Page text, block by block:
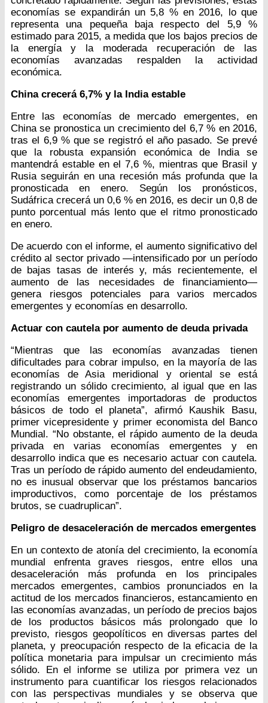
economías se expandirán un 5,8 % en 2016, lo que
representa una pequeña baja respecto del 5,9 %
estimado para 2015, a medida que los bajos precios de
la energía y la moderada recuperación de las
economías avanzadas respalden la actividad
económica.
China crecerá 6,7% y la India estable
Entre las economías de mercado emergentes, en
China se pronostica un crecimiento del 6,7 % en 2016,
tras el 6,9 % que se registró el año pasado. Se prevé
que la robusta expansión económica de India se
mantendrá estable en el 7,6 %, mientras que Brasil y
Rusia seguirán en una recesión más profunda que la
pronosticada en enero. Según los pronósticos,
Sudáfrica crecerá un 0,6 % en 2016, es decir un 0,8 de
punto porcentual más lento que el ritmo pronosticado
en enero.
De acuerdo con el informe, el aumento significativo del
crédito al sector privado —intensificado por un período
de bajas tasas de interés y, más recientemente, el
aumento de las necesidades de financiamiento—
genera riesgos potenciales para varios mercados
emergentes y economías en desarrollo.
Actuar con cautela por aumento de deuda privada
“Mientras que las economías avanzadas tienen
dificultades para cobrar impulso, en la mayoría de las
economías de Asia meridional y oriental se está
registrando un sólido crecimiento, al igual que en las
economías emergentes importadoras de productos
básicos de todo el planeta”, afirmó Kaushik Basu,
primer vicepresidente y primer economista del Banco
Mundial. “No obstante, el rápido aumento de la deuda
privada en varias economías emergentes y en
desarrollo indica que es necesario actuar con cautela.
Tras un período de rápido aumento del endeudamiento,
no es inusual observar que los préstamos bancarios
improductivos, como porcentaje de los préstamos
brutos, se cuadruplican”.
Peligro de desaceleración de mercados emergentes
En un contexto de atonía del crecimiento, la economía
mundial enfrenta graves riesgos, entre ellos una
desaceleración más profunda en los principales
mercados emergentes, cambios pronunciados en la
actitud de los mercados financieros, estancamiento en
las economías avanzadas, un período de precios bajos
de los productos básicos más prolongado que lo
previsto, riesgos geopolíticos en diversas partes del
planeta, y preocupación respecto de la eficacia de la
política monetaria para impulsar un crecimiento más
sólido. En el informe se utiliza por primera vez un
instrumento para cuantificar los riesgos relacionados
con las perspectivas mundiales y se observa que